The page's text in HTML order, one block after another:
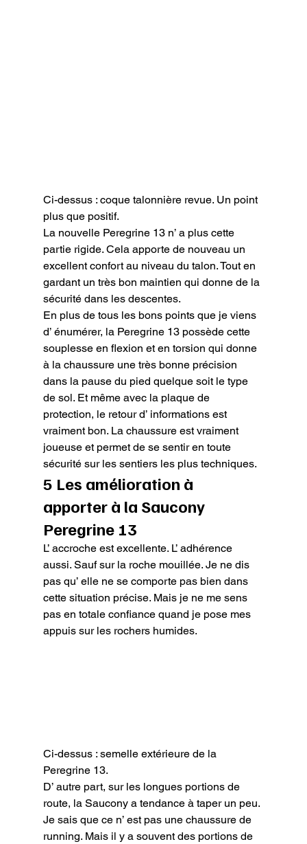
Ci-dessus : coque talonnière revue. Un point
plus que positif.
La nouvelle Peregrine 13 n’ a plus cette
partie rigide. Cela apporte de nouveau un
excellent confort au niveau du talon. Tout en
gardant un très bon maintien qui donne de la
sécurité dans les descentes.
En plus de tous les bons points que je viens
d’ énumérer, la Peregrine 13 possède cette
souplesse en flexion et en torsion qui donne
à la chaussure une très bonne précision
dans la pause du pied quelque soit le type
de sol. Et même avec la plaque de
protection, le retour d’ informations est
vraiment bon. La chaussure est vraiment
joueuse et permet de se sentir en toute
sécurité sur les sentiers les plus techniques.
5 Les amélioration à
apporter à la Saucony
Peregrine 13
L’ accroche est excellente. L’ adhérence
aussi. Sauf sur la roche mouillée. Je ne dis
pas qu’ elle ne se comporte pas bien dans
cette situation précise. Mais je ne me sens
pas en totale confiance quand je pose mes
appuis sur les rochers humides.
Ci-dessus : semelle extérieure de la
Peregrine 13.
D’ autre part, sur les longues portions de
route, la Saucony a tendance à taper un peu.
Je sais que ce n’ est pas une chaussure de
running. Mais il y a souvent des portions de